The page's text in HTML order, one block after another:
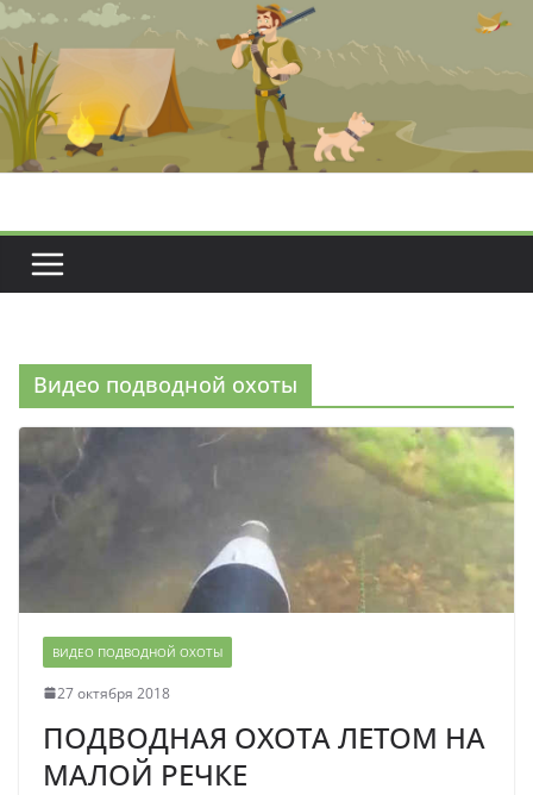
Перейти
содержимому
Видео подводной охоты
ВИДЕО ПОДВОДНОЙ ОХОТЫ
27 октября 2018
ПОДВОДНАЯ ОХОТА ЛЕТОМ НА
МАЛОЙ РЕЧКЕ